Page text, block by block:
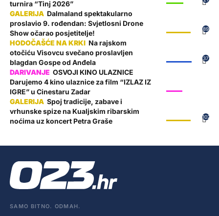
turnira “Tinj 2026”
89
Dalmaland spektakularno
proslavio 9. rođendan: Svjetlosni Drone
Show očarao posjetitelje!
37
Na rajskom
otočiću Visovcu svečano proslavljen
blagdan Gospe od Anđela
OSVOJI KINO ULAZNICE
Darujemo 4 kino ulaznice za film “IZLAZ IZ
IGRE” u Cinestaru Zadar
102
Spoj tradicije, zabave i
vrhunske spize na Kualjskim ribarskim
noćima uz koncert Petra Graše
SAMO BITNO. ODMAH.